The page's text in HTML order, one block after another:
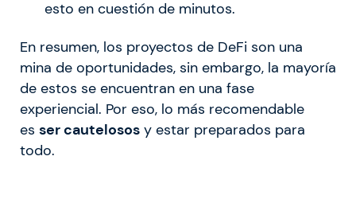
esto en cuestión de minutos.
En resumen, los proyectos de DeFi son una
mina de oportunidades, sin embargo, la mayoría
de estos se encuentran en una fase
experiencial. Por eso, lo más recomendable
es ser cautelosos y estar preparados para
todo.